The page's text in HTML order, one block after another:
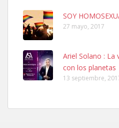
Ninfa perdida
El día 5 se los perdió una ninfa
calle, se perdió por la zon...
SOY
27 mayo, 2017
Ariel Solano : La
con los planetas
13 septiembre,